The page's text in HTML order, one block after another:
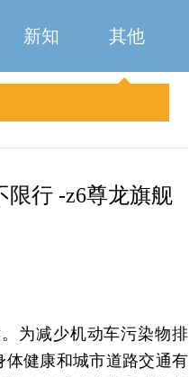
新知 其他
限行 -z6尊龙旗舰
为减少机动车污染物排
健康和城市道路交通有